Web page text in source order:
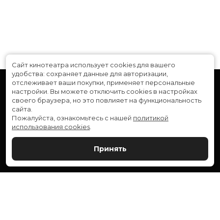
Расписание
Скоро в кино
Служба поддержки
Сайт кинотеатра использует cookies для вашего
удобства: сохраняет данные для авторизации,
отслеживает ваши покупки, применяет персональные
настройки. Вы можете отключить cookies в настройках
своего браузера, но это повлияет на функциональность
сайта.
Пожалуйста, ознакомьтесь с нашей политикой
использования cookies
Принять